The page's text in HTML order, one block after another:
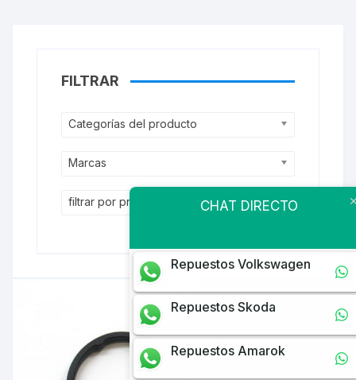
FILTRAR
Categorías del producto
Marcas
filtrar por precio CHAT DIRECTO
Repuestos Volkswagen
Repuestos Skoda
Repuestos Amarok